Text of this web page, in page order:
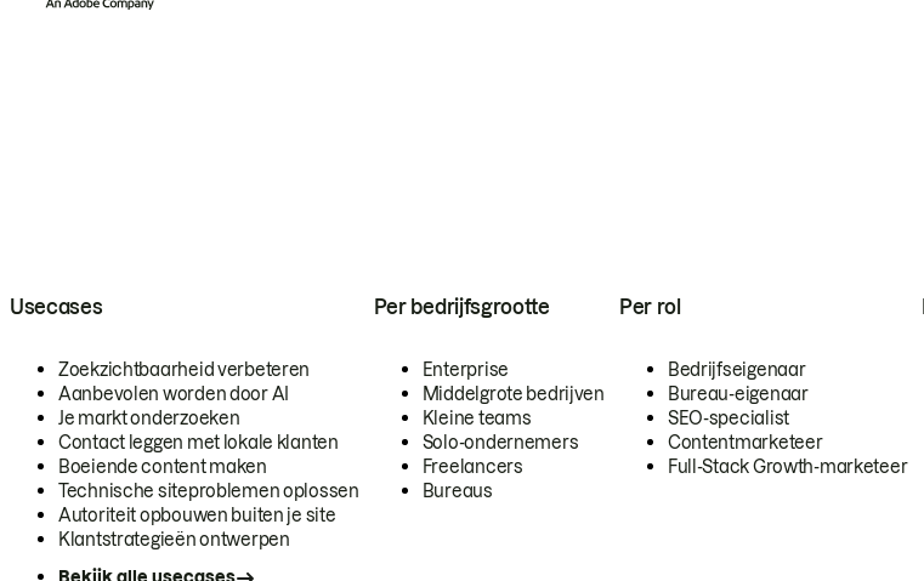
Usecases
Zoekzichtbaarheid verbeteren
Aanbevolen worden door AI
Je markt onderzoeken
Contact leggen met lokale klanten
Boeiende content maken
Technische siteproblemen oplossen
Autoriteit opbouwen buiten je site
Klantstrategieën ontwerpen
Per bedrijfsgrootte
Enterprise
Middelgrote bedrijven
Kleine teams
Solo-ondernemers
Freelancers
Bureaus
Per rol
Bedrijfseigenaar
Bureau-eigenaar
SEO-specialist
Contentmarketeer
Full-Stack Growth-marketeer